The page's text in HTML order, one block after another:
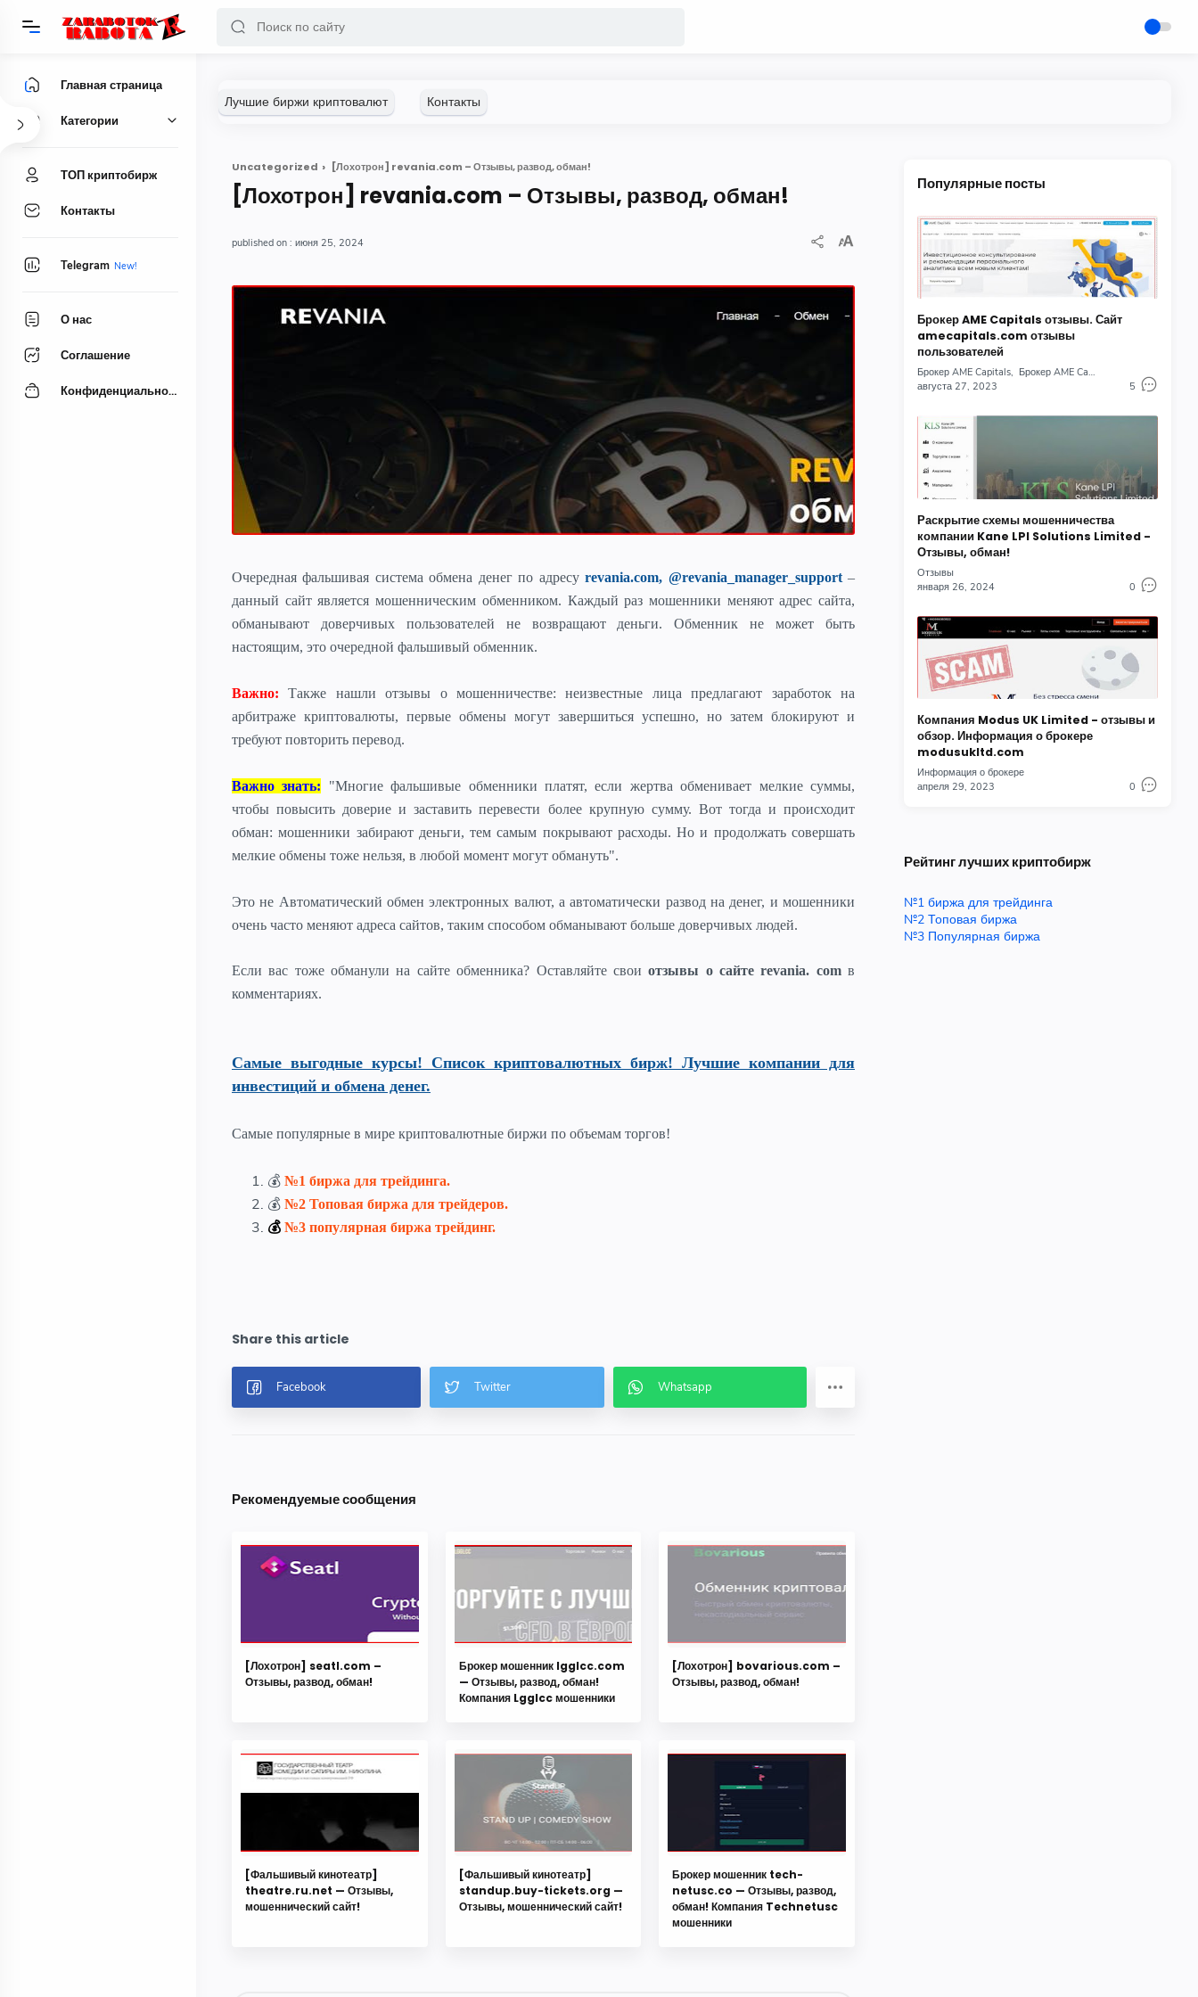
Uncategorized [Лохотрон] revania.com – Отзывы, развод, обман!
[Лохотрон] revania.com – Отзывы, развод, обман!
июня 25, 2024
Очередная фальшивая система обмена денегпо адресуrevania.com, @revania_manager_support –
данный сайт является мошенническим обменником. Каждый раз мошенники меняют адрес сайта,
обманывают доверчивых пользователей не возвращают деньги. Обменник не может быть
настоящим, это очередной фальшивый обменник.
Важно: Также нашли отзывы о мошенничестве: неизвестные лица предлагают заработок на
арбитраже криптовалюты, первые обмены могут завершиться успешно, но затем блокируют и
требуют повторить перевод.
Важно знать: "Многие фальшивые обменники платят, если жертва обменивает мелкие суммы,
чтобы повысить доверие и заставить перевести более крупную сумму. Вот тогда и происходит
обман: мошенники забирают деньги, тем самым покрывают расходы. Но и продолжать совершать
мелкие обмены тоже нельзя, в любой момент могут обмануть".
Это не Автоматический обмен электронных валют, а автоматически развод на денег, и мошенники
очень часто меняют адреса сайтов, таким способом обманывают больше доверчивых людей.
Если вас тоже обманули на сайте обменника? Оставляйте свои отзывы о сайте revania. comв
комментариях.
Самые выгодные курсы! Список криптовалютных бирж! Лучшие компании для
инвестиций и обмена денег.
Самые популярные в мире криптовалютные биржи по объемам торгов!
💰 №1 биржа для трейдинга.
💰 №2 Топовая биржа для трейдеров.
💰 №3 популярная биржа трейдинг.
Рекомендуемые сообщения
[Лохотрон] seatl.com –
Отзывы, развод, обман!
Брокер мошенник lgglcc.com
— Отзывы, развод, обман!
Компания Lgglcc мошенники
[Лохотрон] bovarious.com –
Отзывы, развод, обман!
[Фальшивый кинотеатр]
theatre.ru.net — Отзывы,
мошеннический сайт!
[Фальшивый кинотеатр]
standup.buy-tickets.org —
Отзывы, мошеннический сайт!
Брокер мошенник tech-
netusc.co — Отзывы, развод,
обман! Компания Technetusc
мошенники
Популярные посты
Брокер AME Capitals отзывы. Сайт
amecapitals.com отзывы
пользователей
Брокер AME Capitals
Брокер AME Capitals отзывы
августа 27, 2023
5
Раскрытие схемы мошенничества
компании Kane LPI Solutions Limited -
Отзывы, обман!
Отзывы
января 26, 2024
0
Компания Modus UK Limited - отзывы и
обзор. Информация о брокере
modusukltd.com
Информация о брокере
апреля 29, 2023
0
Рейтинг лучших криптобирж
№1 биржа для трейдинга
№2 Топовая биржа
№3 Популярная биржа
Главная страница
Категории
ТОП криптобирж
Контакты
Telegram
О нас
Соглашение
Конфиденциальность